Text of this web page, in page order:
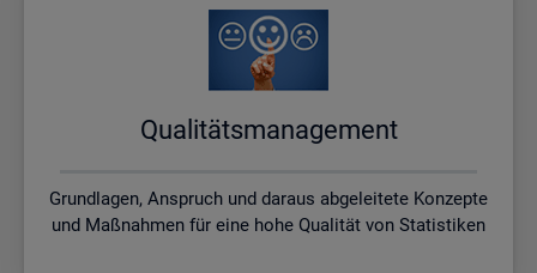
Qua­li­täts­ma­nage­ment
Grundlagen, Anspruch und daraus abgeleitete Konzepte
und Maßnahmen für eine hohe Qualität von Statistiken